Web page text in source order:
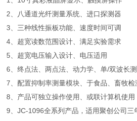
2、八通道光纤测量系统、进口探测器
3、三种线性振板功能、速度时间可调
4、超宽读数范围设计、满足实验需求
5、超宽电压输入设计、电压适用
6、终点法、两点法、动力学、单/双波长
7、配置抑制率测量模块、于食品、畜牧检
8、产品可独立操作使用、或联计算机使用
9、JC-1096全系列产品，适用聚创公司三